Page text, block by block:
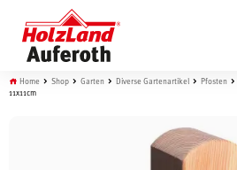
Böden
Home Shop Garten Diverse Gartenartikel Pfosten
11x11cm